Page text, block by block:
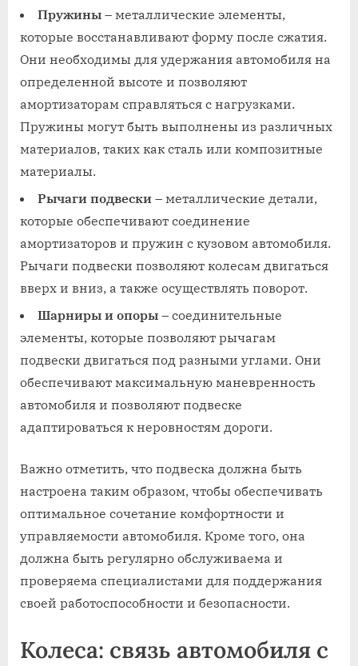
Пружины – металлические элементы,
которые восстанавливают форму после сжатия.
Они необходимы для удержания автомобиля на
определенной высоте и позволяют
амортизаторам справляться с нагрузками.
Пружины могут быть выполнены из различных
материалов, таких как сталь или композитные
материалы.
Рычаги подвески – металлические детали,
которые обеспечивают соединение
амортизаторов и пружин с кузовом автомобиля.
Рычаги подвески позволяют колесам двигаться
вверх и вниз, а также осуществлять поворот.
Шарниры и опоры – соединительные
элементы, которые позволяют рычагам
подвески двигаться под разными углами. Они
обеспечивают максимальную маневренность
автомобиля и позволяют подвеске
адаптироваться к неровностям дороги.
Важно отметить, что подвеска должна быть
настроена таким образом, чтобы обеспечивать
оптимальное сочетание комфортности и
управляемости автомобиля. Кроме того, она
должна быть регулярно обслуживаема и
проверяема специалистами для поддержания
своей работоспособности и безопасности.
Колеса: связь автомобиля с